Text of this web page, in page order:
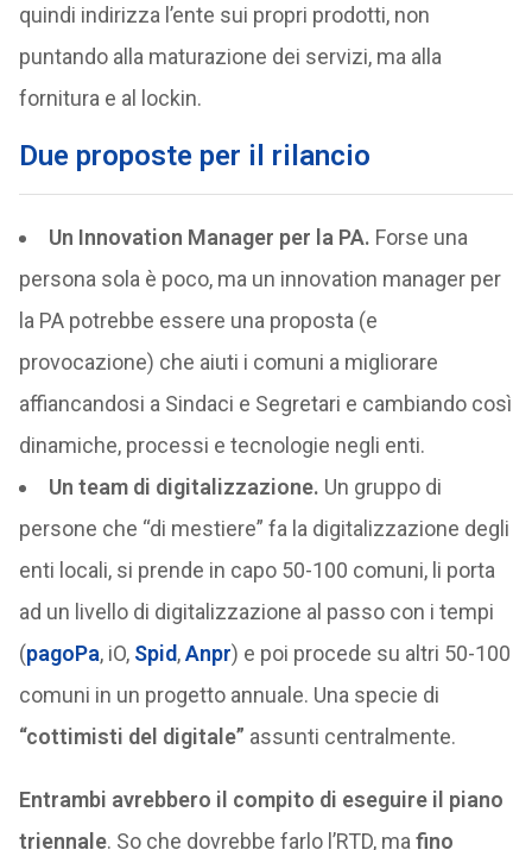
quindi indirizza l’ente sui propri prodotti, non
puntando alla maturazione dei servizi, ma alla
fornitura e al lockin.
Due proposte per il rilancio
Un Innovation Manager per la PA. Forse una
persona sola è poco, ma un innovation manager per
la PA potrebbe essere una proposta (e
provocazione) che aiuti i comuni a migliorare
affiancandosi a Sindaci e Segretari e cambiando così
dinamiche, processi e tecnologie negli enti.
Un team di digitalizzazione. Un gruppo di
persone che “di mestiere” fa la digitalizzazione degli
enti locali, si prende in capo 50-100 comuni, li porta
ad un livello di digitalizzazione al passo con i tempi
(pagoPa, iO, Spid,Anpr) e poi procede su altri 50-100
comuni in un progetto annuale. Una specie di
“cottimisti del digitale” assunti centralmente.
Entrambi avrebbero il compito di eseguire il piano
triennale. So che dovrebbe farlo l’RTD, ma fino